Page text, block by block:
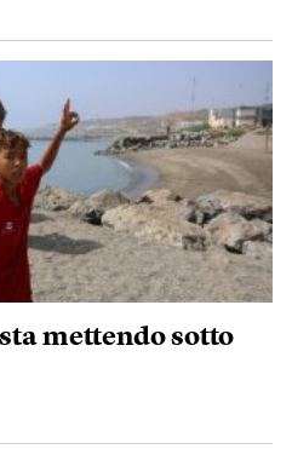
mettendo sotto